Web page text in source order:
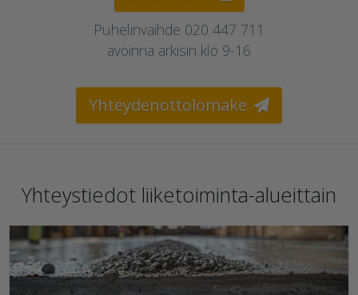
Puhelinvaihde 020 447 711
avoinna arkisin klo 9-16
Yhteydenottolomake
Yhteystiedot liiketoiminta-alueittain